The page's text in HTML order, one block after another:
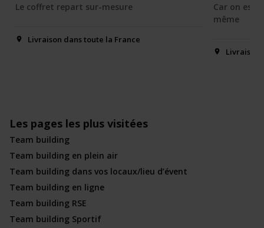
Le coffret repart sur-mesure
Livraison dans toute la France
Car on est
même
Livraison
Les pages les plus visitées
Team building
Team building en plein air
Team building dans vos locaux/lieu d’évent
Team building en ligne
Team building RSE
Team building Sportif